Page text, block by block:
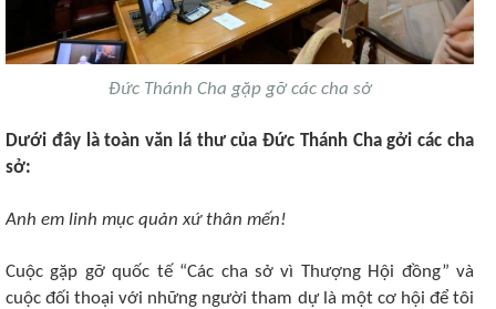
Đức Thánh Cha gặp gỡ các cha sở
Dưới đây là toàn văn lá thư của Đức Thánh Cha gởi các cha
sở:
Anh em linh mục quản xứ thân mến!
Cuộc gặp gỡ quốc tế “Các cha sở vì Thượng Hội đồng” và
cuộc đối thoại với những người tham dự là một cơ hội để tôi